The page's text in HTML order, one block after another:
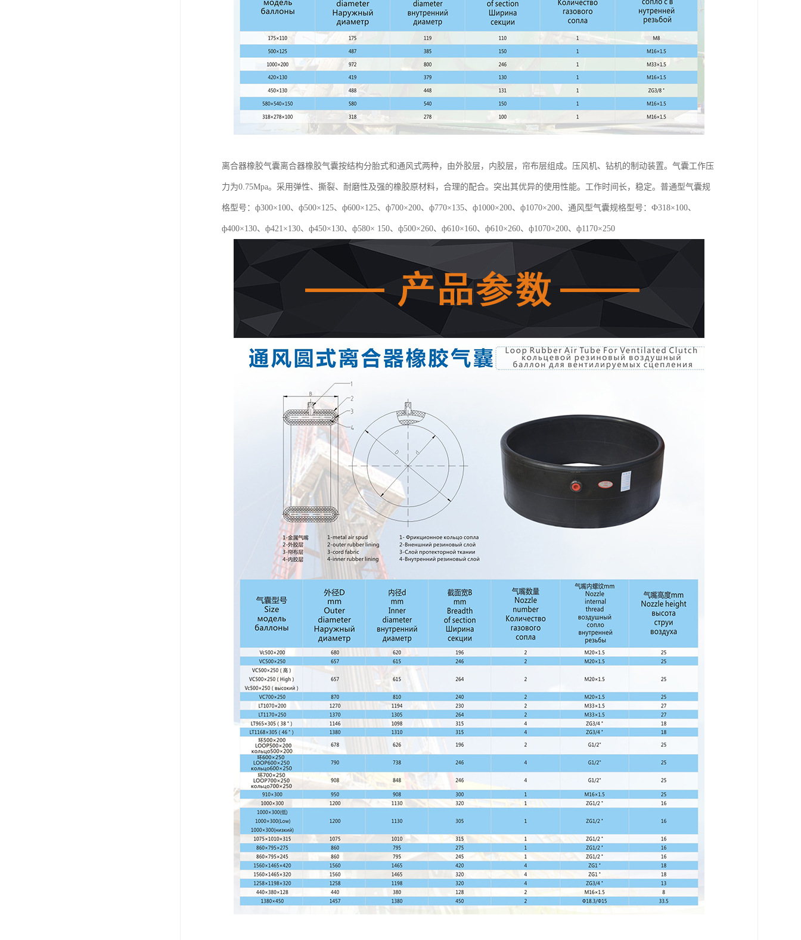
离合器橡胶气囊离合器橡胶气囊按结构分胎式和通风式两种，由外胶层，内胶层，帘布层组成。压风机、钻机的制动装置。气囊工作压
力为0.75Mpa。采用弹性、撕裂、耐磨性及强的橡胶原材料，合理的配合。突出其优异的使用性能。工作时间长，稳定。普通型气囊规
格型号：ф300×100、ф500×125、ф600×125、ф700×200、ф770×135、ф1000×200、ф1070×200、通风型气囊规格型号：Ф318×100、
ф400×130、ф421×130、ф450×130、ф580× 150、ф500×260、ф610×160、ф610×260、ф1070×200、ф1170×250